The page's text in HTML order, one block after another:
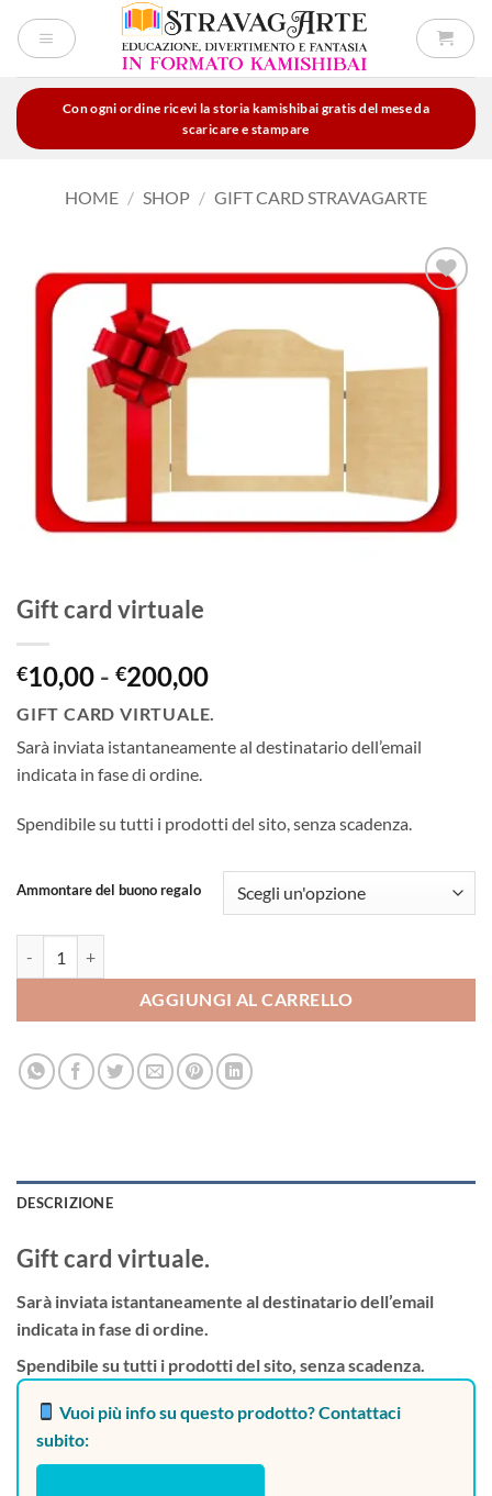
Con ogni ordine ricevi la storia kamishibai gratis del mese da
scaricare e stampare
HOME / SHOP / GIFT CARD STRAVAGARTE
Aggiungi
desideri
Gift card virtuale
€10,00 - €200,00Fascia
di
prezzo:
da
€200,00
GIFT CARD VIRTUALE.
Sarà inviata istantaneamente al destinatario dell’email
indicata in fase di ordine.
Spendibile su tutti i prodotti del sito, senza scadenza.
Ammontare del buono regalo
AGGIUNGI AL CARRELLO
DESCRIZIONE
Gift card virtuale.
Sarà inviata istantaneamente al destinatario dell’email
indicata in fase di ordine.
Spendibile su tutti i prodotti del sito, senza scadenza.
Vuoi più info su questo prodotto? Contattaci
subito: